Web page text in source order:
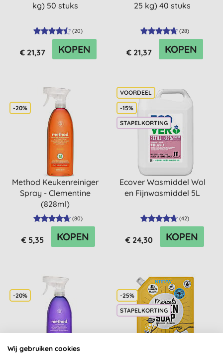
kg) 50 stuks
(20)
€ 21,37 KOPEN
25 kg) 40 stuks
(28)
€ 21,37 KOPEN
-20%
Method Keukenreiniger
Spray - Clementine
(828ml)
(80)
€ 5,35 KOPEN
-15%
STAPELKORTING
Ecover Wasmiddel Wol
en Fijnwasmiddel 5L
(42)
€ 24,30 KOPEN
-20%
-25%
STAPELKORTING
Wij gebruiken cookies